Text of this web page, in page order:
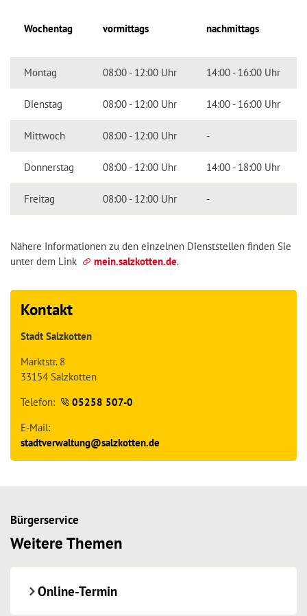
Wochentag vormittags nachmittags
Montag 08:00 - 12:00 Uhr 14:00 - 16:00 Uhr
Dienstag 08:00 - 12:00 Uhr 14:00 - 16:00 Uhr
Mittwoch 08:00 - 12:00 Uhr -
Donnerstag 08:00 - 12:00 Uhr 14:00 - 18:00 Uhr
Freitag 08:00 - 12:00 Uhr -
Nähere Informationen zu den einzelnen Dienststellen finden Sie
unter dem Link
mein.salzkotten.de.
Kontakt
Stadt Salzkotten
Marktstr. 8
33154 Salzkotten
Telefon:
05258 507-0
E-Mail:
st dtv rw lt ng s lzk tt n d
Bürgerservice
Weitere Themen
Online-Termin